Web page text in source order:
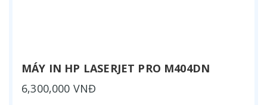
MÁY IN HP LASERJET PRO M404DN
6,300,000 VNĐ